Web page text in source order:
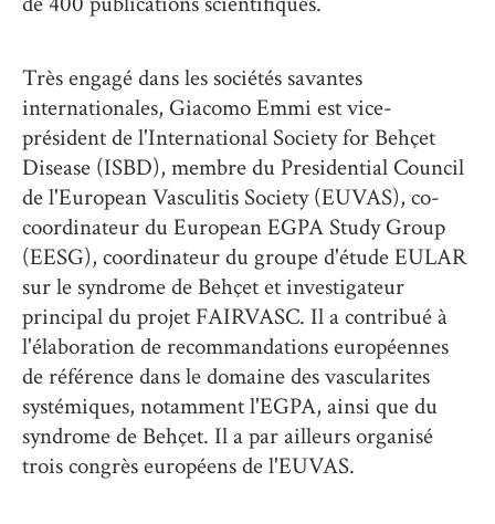
Très engagé dans les sociétés savantes
internationales, Giacomo Emmi est vice-
président de l'International Society for Behçet
Disease (ISBD), membre du Presidential Council
de l'European Vasculitis Society (EUVAS), co-
coordinateur du European EGPA Study Group
(EESG), coordinateur du groupe d'étude EULAR
sur le syndrome de Behçet et investigateur
principal du projet FAIRVASC. Il a contribué à
l'élaboration de recommandations européennes
de référence dans le domaine des vascularites
systémiques, notamment l'EGPA, ainsi que du
syndrome de Behçet. Il a par ailleurs organisé
trois congrès européens de l'EUVAS.